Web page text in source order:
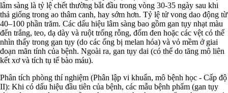
lâm sàng là tỷ lệ chết thường bắt đầu trong vòng 30-35 ngày sau khi
thả giống trong ao thâm canh, hay sớm hơn. Tỷ lệ tử vong dao động từ
40–100 phần trăm. Các dấu hiệu lâm sàng bao gồm gan tụy nhạt màu
đến trắng, teo, dạ dày và ruột trống rỗng, đốm đen hoặc các vệt có thể
nhìn thấy trong gan tụy (do các ống bị melan hóa) và vỏ mềm ở giai
đoạn mãn tính của bệnh. Ngoài ra, gan tụy dai (có thể do tăng mô liên
kết xơ và tích tụ tế bào máu).
Phân tích phòng thí nghiệm (Phân lập vi khuẩn, mô bệnh học - Cấp độ
II): Khi có dấu hiệu đầu tiên của bệnh, các mẫu bệnh phẩm (gan tụy